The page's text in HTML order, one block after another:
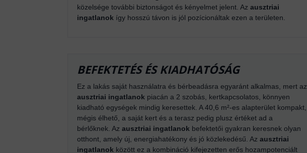
közelsége további biztonságot és kényelmet jelent. Az ausztriai
ingatlanok így hosszú távon is jól pozícionáltak ezen a területen.
BEFEKTETÉS ÉS KIADHATÓSÁG
Ez a lakás saját használatra és bérbeadásra egyaránt alkalmas, mert az
ausztriai ingatlanok piacán a 2 szobás, kertkapcsolatos, könnyen
kiadható egységek mindig keresettek. A 40,6 m²-es alapterület kompakt,
mégis élhető, a saját kert és a terasz pedig plusz értéket ad a
bérlőknek. Az ausztriai ingatlanok befektetői gyakran keresnek olyan
otthont, amely új, energiahatékony és jó közlekedésű. Az ausztriai
ingatlanok között ez a kombináció kifejezetten erős hozampotenciált